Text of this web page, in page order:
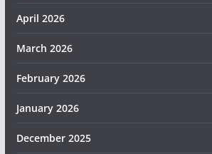
April 2026
March 2026
February 2026
January 2026
December 2025